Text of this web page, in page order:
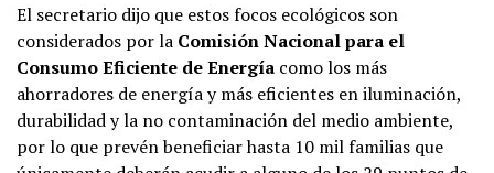
El secretario dijo que estos focos ecológicos son
considerados por la Comisión Nacional para el
Consumo Eficiente de Energía como los más
ahorradores de energía y más eficientes en iluminación,
durabilidad y la no contaminación del medio ambiente,
por lo que prevén beneficiar hasta 10 mil familias que